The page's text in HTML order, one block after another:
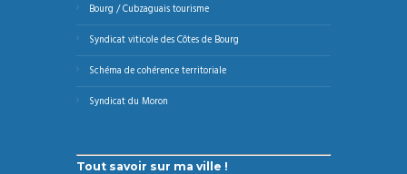
Bourg / Cubzaguais tourisme
Syndicat viticole des Côtes de Bourg
Schéma de cohérence territoriale
Syndicat du Moron
Tout savoir sur ma ville !